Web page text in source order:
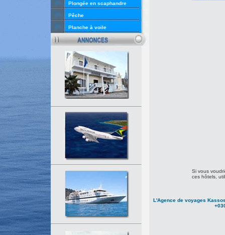
Si vous
ces hôtels,
L'Agence de voyages
Plongée en scaphandre
Pêche
Planche à voile